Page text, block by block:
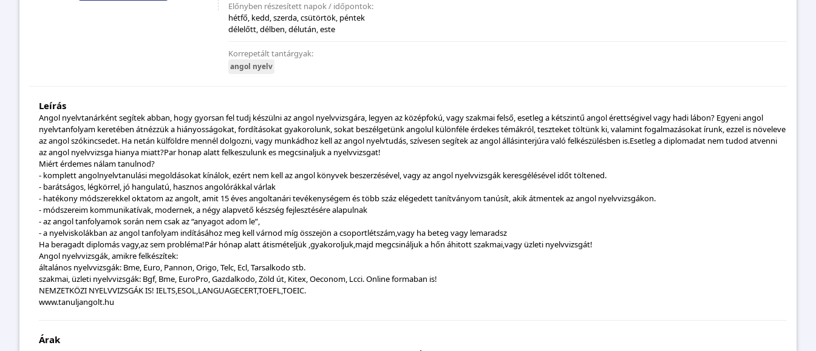
Előnyben részesített napok / időpontok:
hétfő, kedd, szerda, csütörtök, péntek
délelőtt, délben, délután, este
Korrepetált tantárgyak:
angol nyelv
Leírás
Angol nyelvtanárként segítek abban, hogy gyorsan fel tudj készülni az angol nyelvvizsgára, legyen az középfokú, vagy szakmai felső, esetleg a kétszintű angol érettségivel vagy hadi lábon? Egyeni angol
nyelvtanfolyam keretében átnézzük a hiányosságokat, fordításokat gyakorolunk, sokat beszélgetünk angolul különféle érdekes témákról, teszteket töltünk ki, valamint fogalmazásokat írunk, ezzel is növeleve
az angol szókincsedet. Ha netán külföldre mennél dolgozni, vagy munkádhoz kell az angol nyelvtudás, szívesen segítek az angol állásinterjúra való felkészülésben is.Esetleg a diplomadat nem tudod atvenni
az angol nyelvvizsga hianya miatt?Par honap alatt felkeszulunk es megcsinaljuk a nyelvvizsgat!
Miért érdemes nálam tanulnod?
- komplett angolnyelvtanulási megoldásokat kínálok, ezért nem kell az angol könyvek beszerzésével, vagy az angol nyelvvizsgák keresgélésével időt töltened.
- barátságos, légkörrel, jó hangulatú, hasznos angolórákkal várlak
- hatékony módszerekkel oktatom az angolt, amit 15 éves angoltanári tevékenységem és több száz elégedett tanítványom tanúsít, akik átmentek az angol nyelvvizsgákon.
- módszereim kommunikatívak, modernek, a négy alapvető készség fejlesztésére alapulnak
- az angol tanfolyamok során nem csak az “anyagot adom le”,
- a nyelviskolákban az angol tanfolyam indításához meg kell várnod míg összejön a csoportlétszám,vagy ha beteg vagy lemaradsz
Ha beragadt diplomás vagy,az sem probléma!Pár hónap alatt átismételjük ,gyakoroljuk,majd megcsináljuk a hőn áhitott szakmai,vagy üzleti nyelvvizsgát!
Angol nyelvvizsgák, amikre felkészítek:
általános nyelvvizsgák: Bme, Euro, Pannon, Origo, Telc, Ecl, Tarsalkodo stb.
szakmai, üzleti nyelvvizsgák: Bgf, Bme, EuroPro, Gazdalkodo, Zöld út, Kitex, Oeconom, Lcci. Online formaban is!
NEMZETKÖZI NYELVVIZSGÁK IS! IELTS,ESOL,LANGUAGECERT,TOEFL,TOEIC.
www.tanuljangolt.hu
Árak